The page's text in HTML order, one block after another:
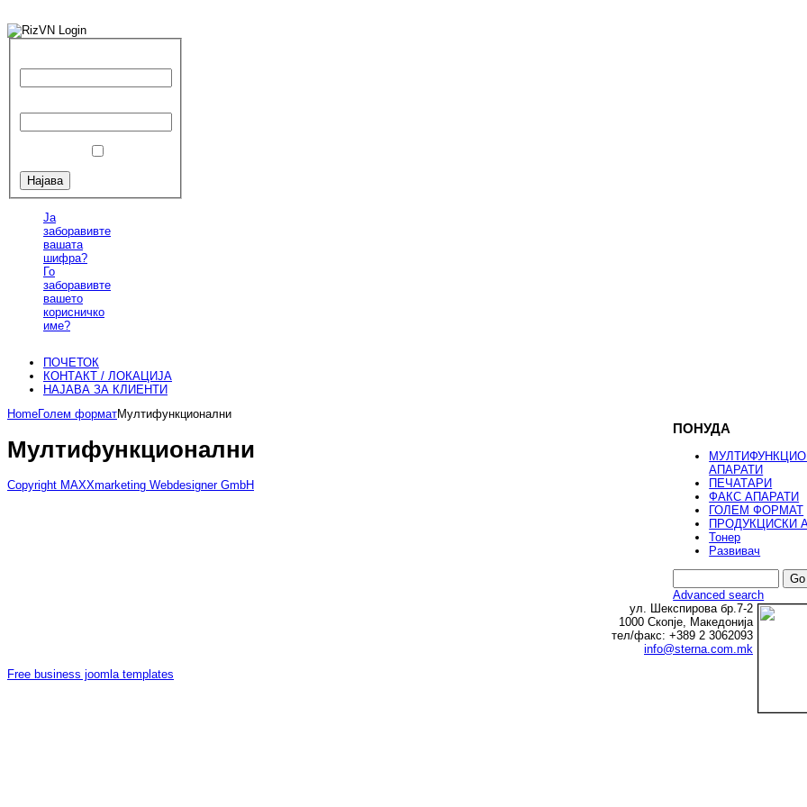
Ја
заборавивте
вашата
шифра?
Го
заборавивте
вашето
корисничко
име?
ПОЧЕТОК
КОНТАКТ / ЛОКАЦИЈА
НАЈАВА ЗА КЛИЕНТИ
HomeГолем форматМултифункционални
Мултифункционални
Copyright MAXXmarketing Webdesigner GmbH
ПОНУДА
АПАРАТИ
ПЕЧАТАРИ
ФАКС АПАРАТИ
ГОЛЕМ ФОРМАТ
ПРОДУКЦИСКИ
Тонер
Развивач
Advanced search
ул. Шекспирова бр.7-2
1000 Скопје, Македонија
тел/факс: +389 2 3062093
info@sterna.com.mk
Free business joomla templates